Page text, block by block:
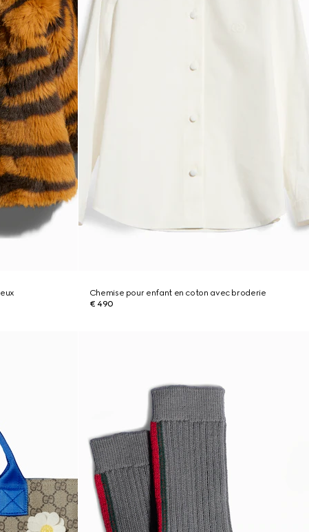
Chemise pour enfant en coton avec broderie
€ 490